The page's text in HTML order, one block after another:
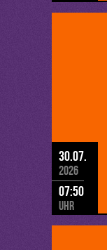
30.07.
2026
07:50
Uhr